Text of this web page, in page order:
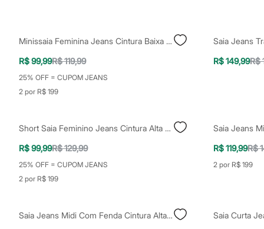
Marcas
City
Clock House
Mindset
Sawary
Yessica
Moda esportiva
Calçados
Leggings
Shorts e Bermudas
Tops
Moda íntima
Calcinhas
Pijamas
Minissaia Feminina Jeans Cintura Baixa Azul
R$ 99,99R$ 119,99
25% OFF = CUPOM JEANS
2 por R$ 199
R$ 149,99R$
Short Saia Feminino Jeans Cintura Alta Azul
R$ 99,99R$ 129,99
25% OFF = CUPOM JEANS
2 por R$ 199
R$ 119,99R$
2 por R$ 199
Saia Jeans Midi Com Fenda Cintura Alta Azul Médio